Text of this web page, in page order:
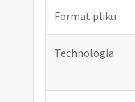
Format pliku
Technologia